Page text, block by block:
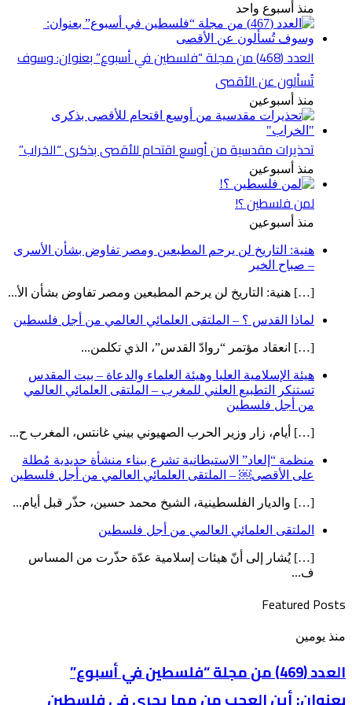
منذ أسبوع واحد
العدد (468) من مجلة “فلسطين في أسبوع” بعنوان: وسوف
تُسألون عن الأقصى
منذ أسبوعين
تحذيرات مقدسية من أوسع اقتحام للأقصى بذكرى “الخراب”
منذ أسبوعين
لمن فلسطين ؟!
منذ أسبوعين
هنية: التاريخ لن يرحم المطبعين ومصر تفاوض بشأن الأسرى
– صباح الخير
[…] هنية: التاريخ لن يرحم المطبعين ومصر تفاوض بشأن الأ...
لماذا القدس ؟ – الملتقى العلمائي العالمي من أجل فلسطين
[…] انعقاد مؤتمر “روادّ القدس”، الذي تكلمن...
هيئة الإسلامية العليا وهيئة العلماء والدعاة – بيت المقدس
تستنكر التطبيع العلني للمغرب – الملتقى العلمائي العالمي
من أجل فلسطين
[…] أيام، زار وزير الحرب الصهيوني بيني غانتس، المغرب ح...
منظمة “إلعاد” الاستيطانية تشرع ببناء منشأة حديدية مُطلة
على الأقصى￼ – الملتقى العلمائي العالمي من أجل فلسطين
[…] والديار الفلسطينية، الشيخ محمد حسين، حذّر قبل أيام...
الملتقى العلمائي العالمي من أجل فلسطين
[…] يُشار إلى أنّ هيئات إسلامية عدّة حذّرت من المساس
ف...
Featured Posts
العدد
من
مجلة
“فلسطين
منذ يومين
العدد (469) من مجلة “فلسطين في أسبوع”